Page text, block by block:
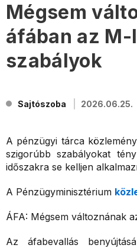
Mégsem
áfában az M-
szabályok
Sajtószoba 2026.06.25.
A pénzügyi tárca
szigorúbb szabályokat
időszakra se kelljen
A Pénzügyminisztérium
ÁFA: Mégsem változnának
Az áfabevallás